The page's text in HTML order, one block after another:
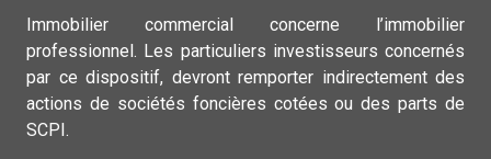
Immobilier commercial concerne l’immobilier
professionnel. Les particuliers investisseurs concernés
par ce dispositif, devront remporter indirectement des
actions de sociétés foncières cotées ou des parts de
SCPI.